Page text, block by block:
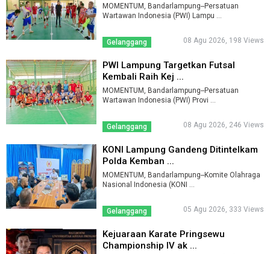
MOMENTUM, Bandarlampung--Persatuan
Wartawan Indonesia (PWI) Lampu ...
Gelanggang 08 Agu 2026, 198 Views
PWI Lampung Targetkan Futsal
Kembali Raih Kej ...
MOMENTUM, Bandarlampung--Persatuan
Wartawan Indonesia (PWI) Provi ...
Gelanggang 08 Agu 2026, 246 Views
KONI Lampung Gandeng Ditintelkam
Polda Kemban ...
MOMENTUM, Bandarlampung--Komite Olahraga
Nasional Indonesia (KONI ...
Gelanggang 05 Agu 2026, 333 Views
Kejuaraan Karate Pringsewu
Championship IV ak ...